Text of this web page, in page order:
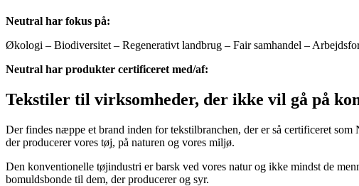
Neutral har fokus på:
Økologi – Biodiversitet – Regenerativt landbrug – Fair samhandel –
Neutral har produkter certificeret med/af:
Tekstiler til virksomheder, der ikke vil gå på
Der findes næppe et brand inden for tekstilbranchen, der er så certificeret
der producerer vores tøj, på naturen og vores miljø.
Den konventionelle tøjindustri er barsk ved vores natur og ikke mindst de
bomuldsbonde til dem, der producerer og syr.